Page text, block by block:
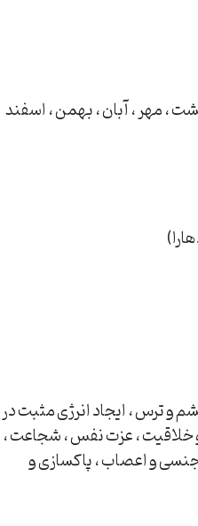
، مهر ، آبان ، بهمن ، اسفند
ترس ، ایجاد انرژی مثبت در
، عزت نفس ، شجاعت ،
و اعصاب ، پاکسازی و